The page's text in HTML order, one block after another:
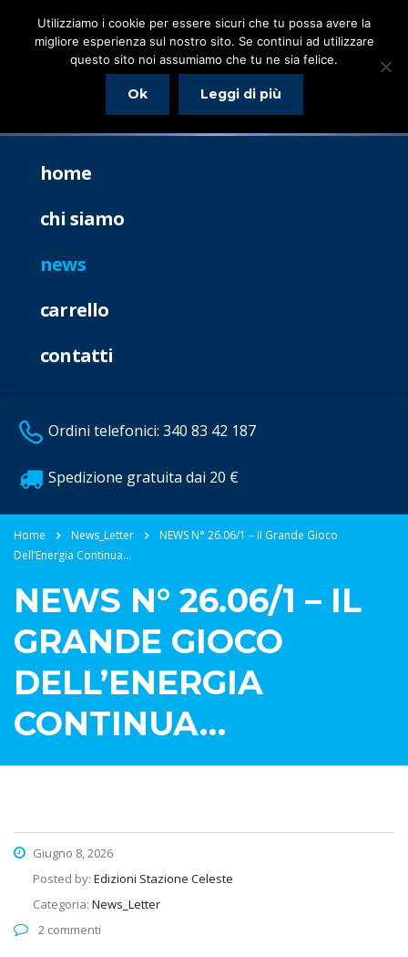
home
chi siamo
news
carrello
contatti
Ordini telefonici: 340 83 42 187
Spedizione gratuita dai 20 €
Home News_Letter
NEWS N° 26.06/1 – Il Grande Gioco
Dell’Energia Continua…
NEWS N° 26.06/1 – IL
GRANDE GIOCO
DELL’ENERGIA
CONTINUA…
Giugno 8, 2026
Posted by: Edizioni Stazione Celeste
Categoria: News_Letter
2 commenti
Utilizziamo i cookie per essere sicuri che tu possa avere la
migliore esperienza sul nostro sito. Se continui ad utilizzare
questo sito noi assumiamo che tu ne sia felice.
Ok Leggi di più